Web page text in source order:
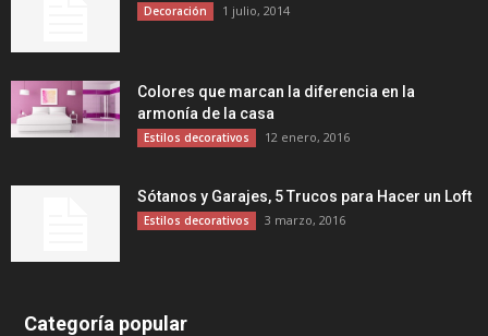
Decoración 1 julio, 2014
Colores que marcan la diferencia en la
armonía de la casa
Estilos decorativos 12 enero, 2016
Sótanos y Garajes, 5 Trucos para Hacer un Loft
Estilos decorativos 3 marzo, 2016
Categoría popular